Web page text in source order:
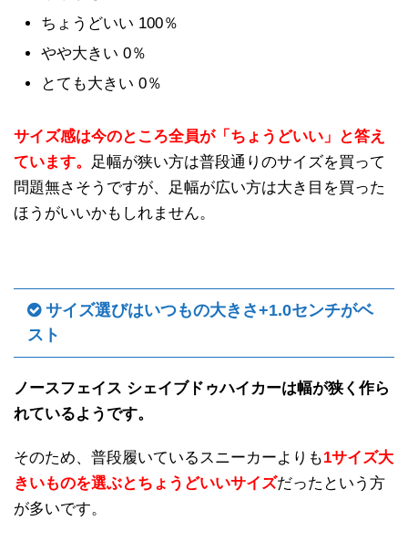
ちょうどいい 100％
やや大きい 0％
とても大きい 0％
サイズ感は今のところ全員が「ちょうどいい」と答え
ています。
足幅が狭い方は普段通りのサイズを買って
問題無さそうですが、足幅が広い方は大き目を買った
ほうがいいかもしれません。
サイズ選びはいつもの大きさ+1.0センチがベ
スト
ノースフェイス シェイブドゥハイカーは幅が狭く作ら
れているようです。
そのため、普段履いているスニーカーよりも1サイズ大
きいものを選ぶとちょうどいいサイズだったという方
が多いです。